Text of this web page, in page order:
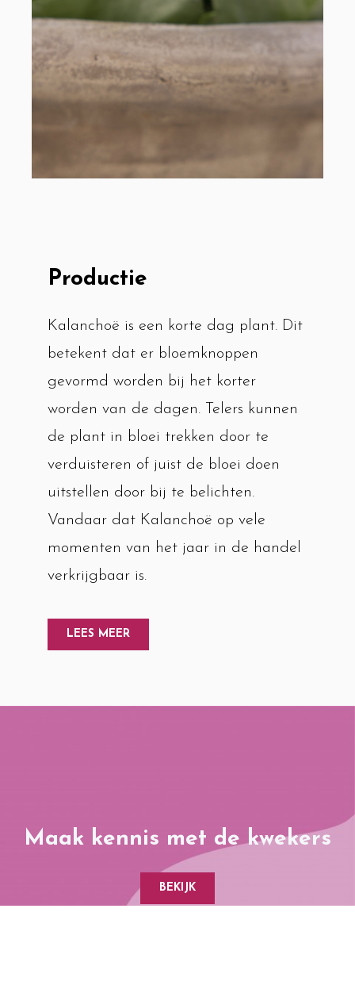
Productie
Kalanchoë is een korte dag plant. Dit
betekent dat er bloemknoppen
gevormd worden bij het korter
worden van de dagen. Telers kunnen
de plant in bloei trekken door te
verduisteren of juist de bloei doen
uitstellen door bij te belichten.
Vandaar dat Kalanchoë op vele
momenten van het jaar in de handel
verkrijgbaar is.
LEES MEER
Maak kennis met de kwekers
BEKIJK